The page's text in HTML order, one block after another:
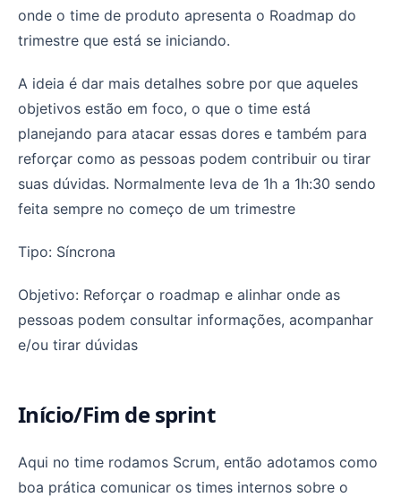
onde o time de produto apresenta o Roadmap do
trimestre que está se iniciando.
A ideia é dar mais detalhes sobre por que aqueles
objetivos estão em foco, o que o time está
planejando para atacar essas dores e também para
reforçar como as pessoas podem contribuir ou tirar
suas dúvidas. Normalmente leva de 1h a 1h:30 sendo
feita sempre no começo de um trimestre
Tipo: Síncrona
Objetivo: Reforçar o roadmap e alinhar onde as
pessoas podem consultar informações, acompanhar
e/ou tirar dúvidas
Início/Fim de sprint
Aqui no time rodamos Scrum, então adotamos como
boa prática comunicar os times internos sobre o